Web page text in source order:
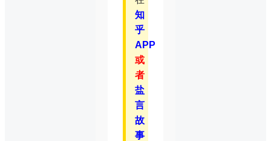
知
乎
APP
或
者
盐
言
故
事